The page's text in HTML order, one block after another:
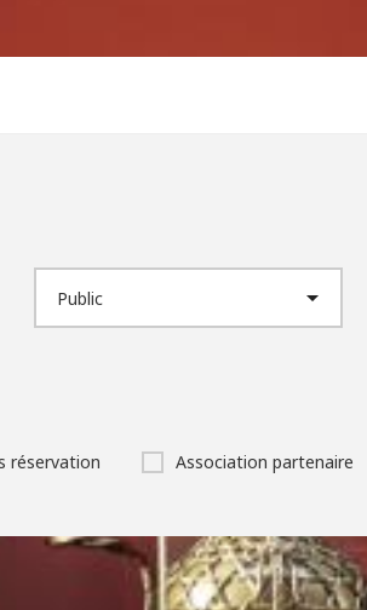
réservation Association partenaire